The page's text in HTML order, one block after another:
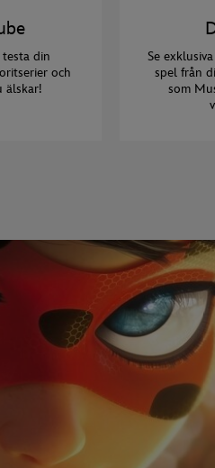
testa din
och
älskar!
Se
spel från
som